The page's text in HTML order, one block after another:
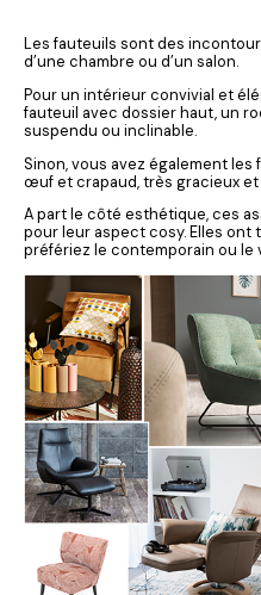
Les fauteuils sont des
d’une chambre ou d’un salon.
Pour un intérieur convivial et
fauteuil avec dossier haut, un
suspendu ou inclinable.
Sinon, vous avez également
œuf et crapaud, très gracieux
A part le côté esthétique, ces
pour leur aspect cosy. Elles ont
préfériez le contemporain ou le